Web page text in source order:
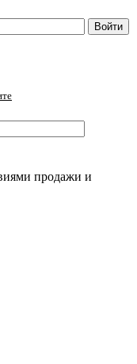
Войти
продажи и